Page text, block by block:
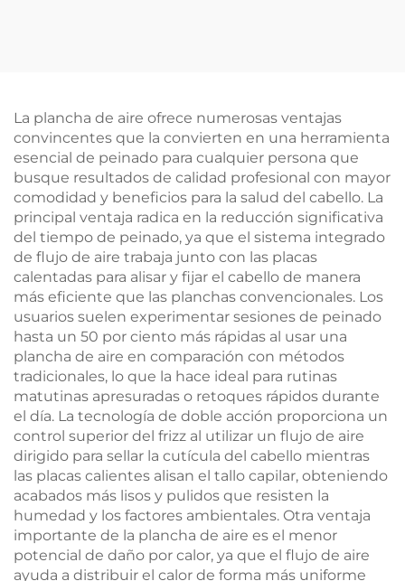
de 1500 W
La plancha de aire ofrece numerosas ventajas
convincentes que la convierten en una herramienta
esencial de peinado para cualquier persona que
busque resultados de calidad profesional con mayor
comodidad y beneficios para la salud del cabello. La
principal ventaja radica en la reducción significativa
del tiempo de peinado, ya que el sistema integrado
de flujo de aire trabaja junto con las placas
calentadas para alisar y fijar el cabello de manera
más eficiente que las planchas convencionales. Los
usuarios suelen experimentar sesiones de peinado
hasta un 50 por ciento más rápidas al usar una
plancha de aire en comparación con métodos
tradicionales, lo que la hace ideal para rutinas
matutinas apresuradas o retoques rápidos durante
el día. La tecnología de doble acción proporciona un
control superior del frizz al utilizar un flujo de aire
dirigido para sellar la cutícula del cabello mientras
las placas calientes alisan el tallo capilar, obteniendo
acabados más lisos y pulidos que resisten la
humedad y los factores ambientales. Otra ventaja
importante de la plancha de aire es el menor
potencial de daño por calor, ya que el flujo de aire
ayuda a distribuir el calor de forma más uniforme